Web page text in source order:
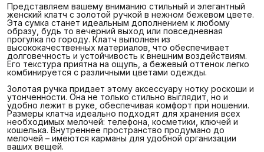
Представляем вашему вниманию стильный и элегантный
женский клатч с золотой ручкой в нежном бежевом цвете.
Эта сумка станет идеальным дополнением к любому
образу, будь то вечерний выход или повседневная
прогулка по городу. Клатч выполнен из
высококачественных материалов, что обеспечивает
долговечность и устойчивость к внешним воздействиям.
Его текстура приятна на ощупь, а бежевый оттенок легко
комбинируется с различными цветами одежды.
Золотая ручка придает этому аксессуару нотку роскоши и
утонченности. Она не только стильно выглядит, но и
удобно лежит в руке, обеспечивая комфорт при ношении.
Размеры клатча идеально подходят для хранения всех
необходимых мелочей: телефона, косметики, ключей и
кошелька. Внутреннее пространство продумано до
мелочей – имеются карманы для удобной организации
ваших вещей.